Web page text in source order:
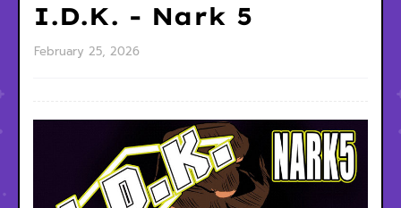
I.D.K. - Nark 5
February 25, 2026